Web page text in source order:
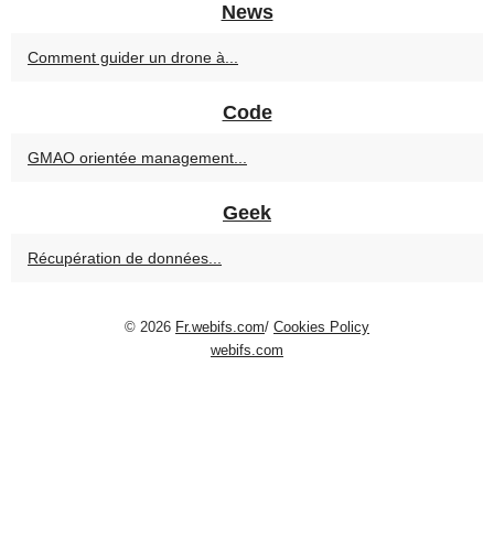
News
Comment guider un drone à...
Code
GMAO orientée management...
Geek
Récupération de données...
© 2026 Fr.webifs.com/ Cookies Policy
webifs.com